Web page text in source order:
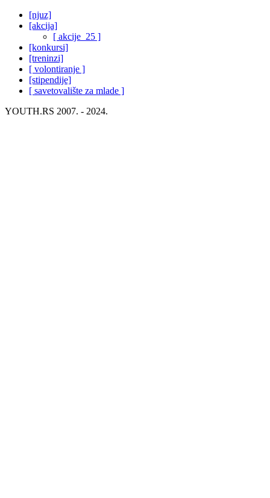
[njuz]
[akcija]
[ akcije_25 ]
[konkursi]
[treninzi]
[ volontiranje ]
[stipendije]
[ savetovalište za mlade ]
YOUTH.RS 2007. - 2024.